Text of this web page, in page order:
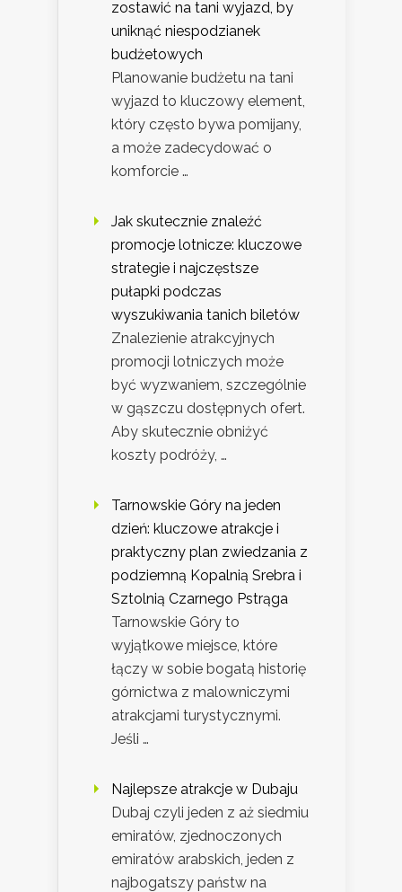
zostawić na tani wyjazd, by
uniknąć niespodzianek
budżetowych
Planowanie budżetu na tani
wyjazd to kluczowy element,
który często bywa pomijany,
a może zadecydować o
komforcie …
Jak skutecznie znaleźć
promocje lotnicze: kluczowe
strategie i najczęstsze
pułapki podczas
wyszukiwania tanich biletów
Znalezienie atrakcyjnych
promocji lotniczych może
być wyzwaniem, szczególnie
w gąszczu dostępnych ofert.
Aby skutecznie obniżyć
koszty podróży, …
Tarnowskie Góry na jeden
dzień: kluczowe atrakcje i
praktyczny plan zwiedzania z
podziemną Kopalnią Srebra i
Sztolnią Czarnego Pstrąga
Tarnowskie Góry to
wyjątkowe miejsce, które
łączy w sobie bogatą historię
górnictwa z malowniczymi
atrakcjami turystycznymi.
Jeśli …
Najlepsze atrakcje w Dubaju
Dubaj czyli jeden z aż siedmiu
emiratów, zjednoczonych
emiratów arabskich, jeden z
najbogatszy państw na